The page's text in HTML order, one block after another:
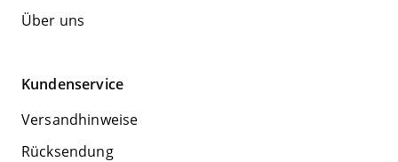
Über uns
Kundenservice
Versandhinweise
Rücksendung